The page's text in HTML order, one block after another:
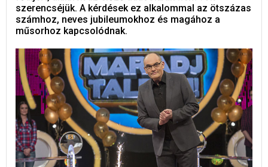
szerencséjük. A kérdések ez alkalommal az ötszázas
számhoz, neves jubileumokhoz és magához a
műsorhoz kapcsolódnak.